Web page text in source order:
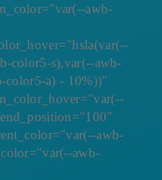
awb-
color5-s),var(--awb-
color5-a) - 10%))"
awb-
awb-